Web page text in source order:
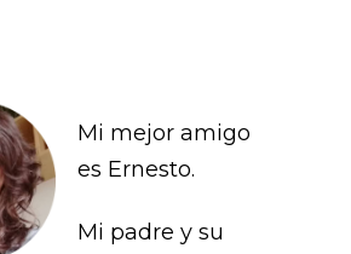
Mi mejor amigo
es Ernesto.
Mi padre y su